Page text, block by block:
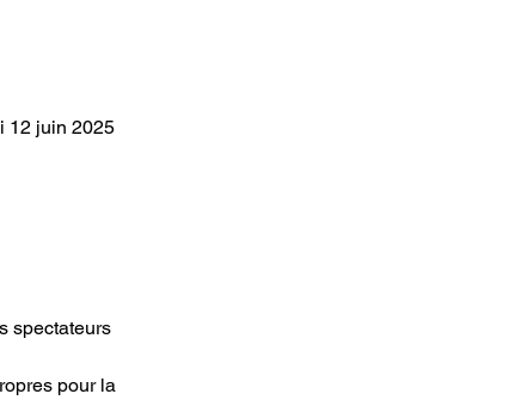
12 juin 2025
spectateurs
pour la